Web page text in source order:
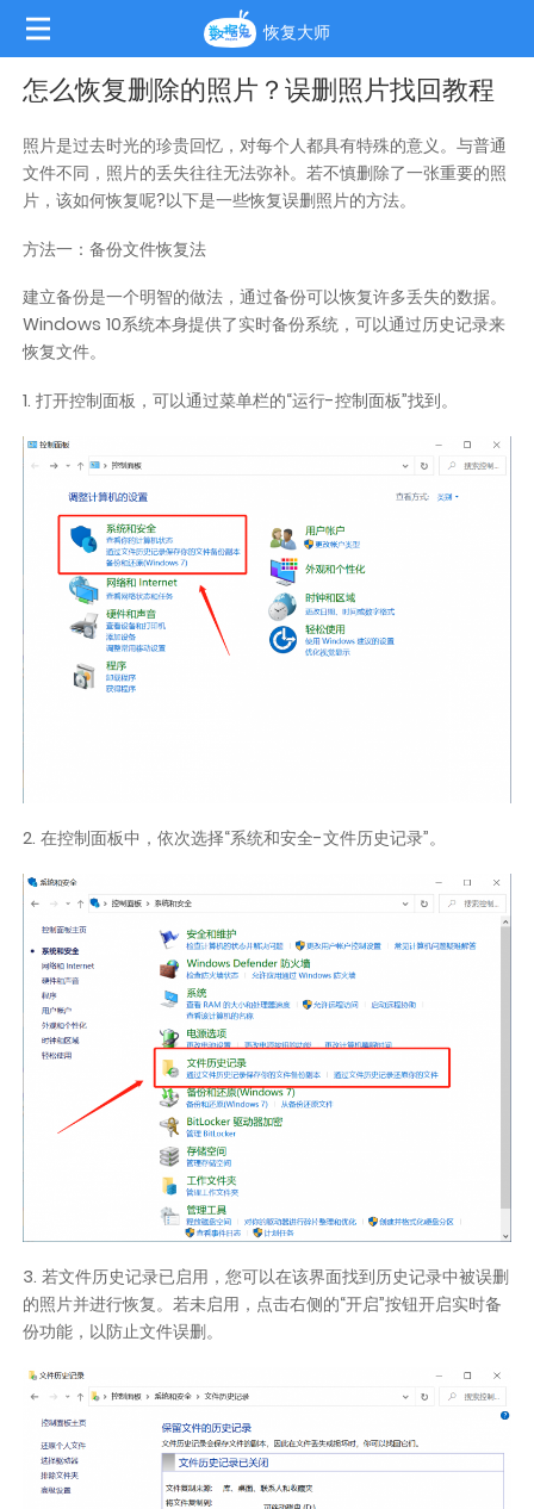
恢复大师
怎么恢复删除的照片？误删照片找回教程
照片是过去时光的珍贵回忆，对每个人都具有特殊的意义。与普通
文件不同，照片的丢失往往无法弥补。若不慎删除了一张重要的照
片，该如何恢复呢?以下是一些恢复误删照片的方法。
方法一：备份文件恢复法
建立备份是一个明智的做法，通过备份可以恢复许多丢失的数据。
Windows 10系统本身提供了实时备份系统，可以通过历史记录来
恢复文件。
1. 打开控制面板，可以通过菜单栏的“运行-控制面板”找到。
2. 在控制面板中，依次选择“系统和安全-文件历史记录”。
3. 若文件历史记录已启用，您可以在该界面找到历史记录中被误删
的照片并进行恢复。若未启用，点击右侧的“开启”按钮开启实时备
份功能，以防止文件误删。